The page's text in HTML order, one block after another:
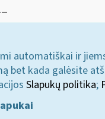
automatiškai ir
bet kada galėsite
Slapukų politika;